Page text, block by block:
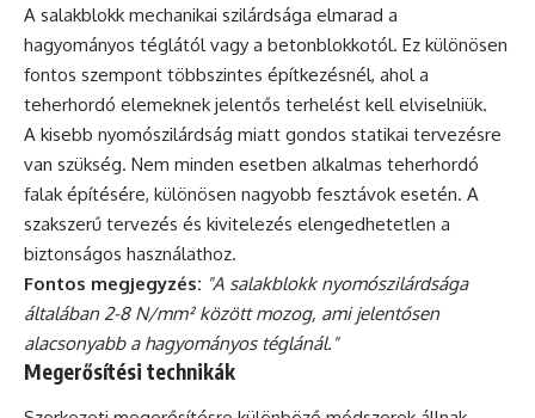
A salakblokk mechanikai szilárdsága elmarad a
hagyományos téglától vagy a betonblokkotól. Ez különösen
fontos szempont többszintes építkezésnél, ahol a
teherhordó elemeknek jelentős terhelést kell elviselniük.
A kisebb nyomószilárdság miatt gondos statikai tervezésre
van szükség. Nem minden esetben alkalmas teherhordó
falak építésére, különösen nagyobb fesztávok esetén. A
szakszerű tervezés és kivitelezés elengedhetetlen a
biztonságos használathoz.
Fontos megjegyzés: "A salakblokk nyomószilárdsága
általában 2-8 N/mm² között mozog, ami jelentősen
alacsonyabb a hagyományos téglánál."
Megerősítési technikák